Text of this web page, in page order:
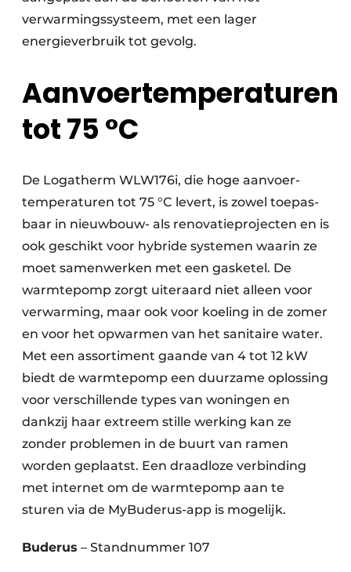
verwarmingssysteem, met een lager
energieverbruik tot gevolg.
Aanvoertemperaturen
tot 75 °C
De Logatherm WLW176i, die hoge aanvoer­
temperaturen tot 75 °C levert, is zowel toepas­
baar in nieuwbouw- als renovatieprojecten en is
ook geschikt voor hybride systemen waarin ze
moet samenwerken met een gasketel. De
warmtepomp zorgt uiteraard niet alleen voor
verwarming, maar ook voor koeling in de zomer
en voor het opwarmen van het sanitaire water.
Met een assortiment gaande van 4 tot 12 kW
biedt de warmtepomp een duurzame oplossing
voor verschillende types van woningen en
dankzij haar extreem stille werking kan ze
zonder problemen in de buurt van ramen
worden geplaatst. Een draadloze verbinding
met internet om de warmtepomp aan te
sturen via de MyBuderus-app is mogelijk.
Buderus – Standnummer 107